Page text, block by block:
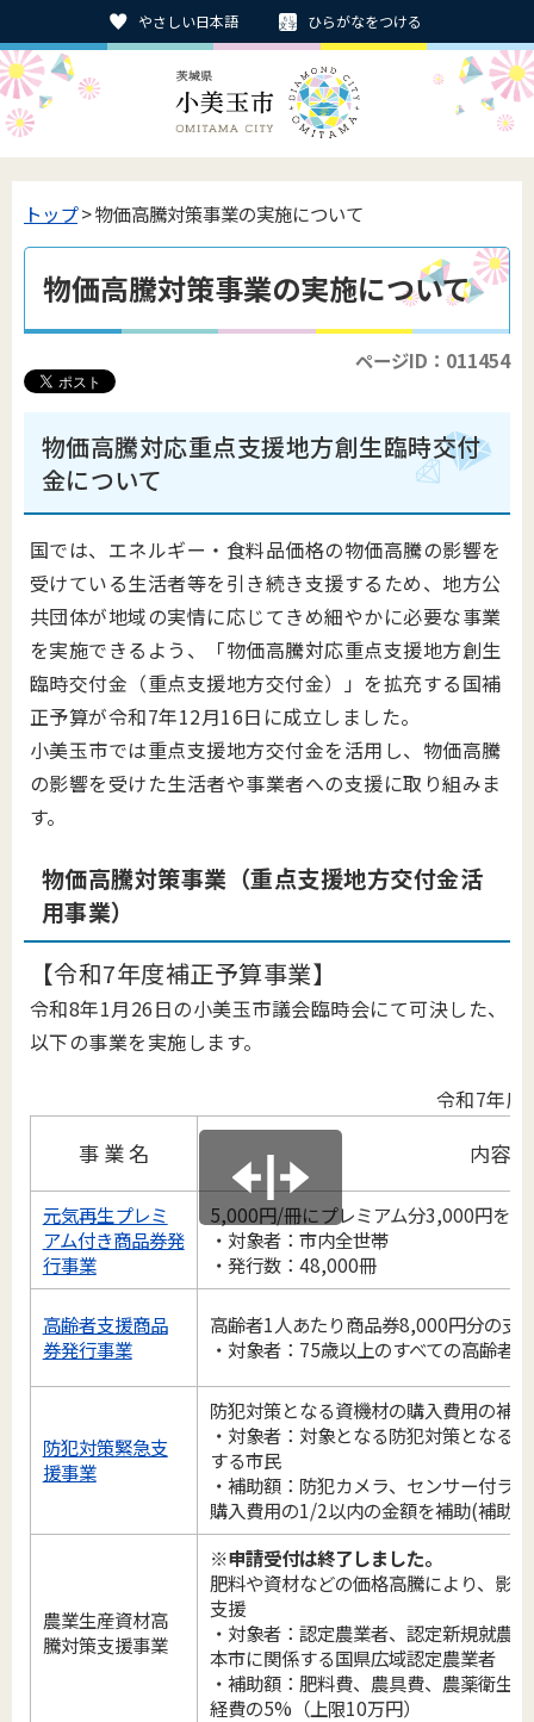
やさしい日本語 ひらがなをつける
トップ> 物価高騰対策事業の実施について
物価高騰対策事業の実施について
ページID：011454
物価高騰対応重点支援地方創生臨時交付
金について
国では、エネルギー・食料品価格の物価高騰の影響を
受けている生活者等を引き続き支援するため、地方公
共団体が地域の実情に応じてきめ細やかに必要な事業
を実施できるよう、「物価高騰対応重点支援地方創生
臨時交付金（重点支援地方交付金）」を拡充する国補
正予算が令和7年12月16日に成立しました。
小美玉市では重点支援地方交付金を活用し、物価高騰
の影響を受けた生活者や事業者への支援に取り組みま
す。
物価高騰対策事業（重点支援地方交付金活
用事業）
【令和7年度補正予算事業】
令和8年1月26日の小美玉市議会臨時会にて可決した、
以下の事業を実施します。
令和7年度
事 業 名 内容
元気再生プレミ
アム付き商品券発
行事業
5,000円/冊にプレミアム分3,000円を付
・対象者：市内全世帯
・発行数：48,000冊
高齢者支援商品
券発行事業
高齢者1人あたり商品券8,000円分の支
・対象者：75歳以上のすべての高齢者
防犯対策緊急支
援事業
防犯対策となる資機材の購入費用の補助
・対象者：対象となる防犯対策となる
する市民
・補助額：防犯カメラ、センサー付ラ
購入費用の1/2以内の金額を補助(補助
農業生産資材高
騰対策支援事業
※申請受付は終了しました。
肥料や資材などの価格高騰により、影
支援
・対象者：認定農業者、認定新規就農
本市に関係する国県広域認定農業者
・補助額：肥料費、農具費、農薬衛生
経費の5%（上限10万円）